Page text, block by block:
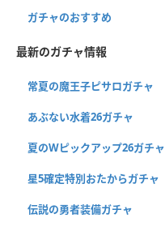
ガチャのおすすめ
最新のガチャ情報
常夏の魔王子ピサロガチャ
あぶない水着26ガチャ
夏のWピックアップ26ガチャ
星5確定特別おたからガチャ
伝説の勇者装備ガチャ